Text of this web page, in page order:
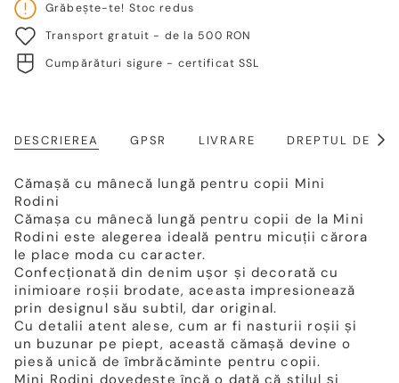
Grăbește-te! Stoc redus
Transport gratuit - de la 500 RON
Cumpărături sigure - certificat SSL
DESCRIEREA GPSR LIVRARE DREPTUL DE
Cămașă cu mânecă lungă pentru copii Mini
Rodini
Cămașa cu mânecă lungă pentru copii de la Mini
Rodini este alegerea ideală pentru micuții cărora
le place moda cu caracter.
Confecționată din denim ușor și decorată cu
inimioare roșii brodate, aceasta impresionează
prin designul său subtil, dar original.
Cu detalii atent alese, cum ar fi nasturii roșii și
un buzunar pe piept, această cămașă devine o
piesă unică de îmbrăcăminte pentru copii.
Mini Rodini dovedește încă o dată că stilul și